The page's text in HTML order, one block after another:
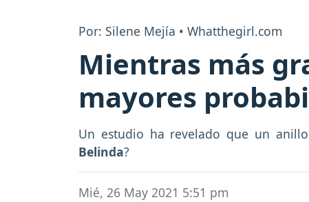
Por: Silene Mejía • Whatthegirl.com
Mientras más
mayores
Un estudio ha revelado que un
Belinda?
Mié, 26 May 2021 5:51 pm